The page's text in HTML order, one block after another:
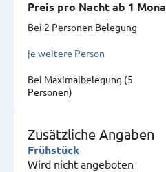
Preis pro Nacht ab 1
Bei 2 Personen Belegung
je weitere Person
Bei Maximal­belegung (5
Personen)
Zusätzliche Angaben
Frühstück
Wird nicht angeboten